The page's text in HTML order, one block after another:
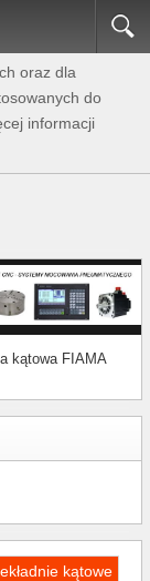
oraz dla
do
informacji
kątowa FIAMA
kątowe